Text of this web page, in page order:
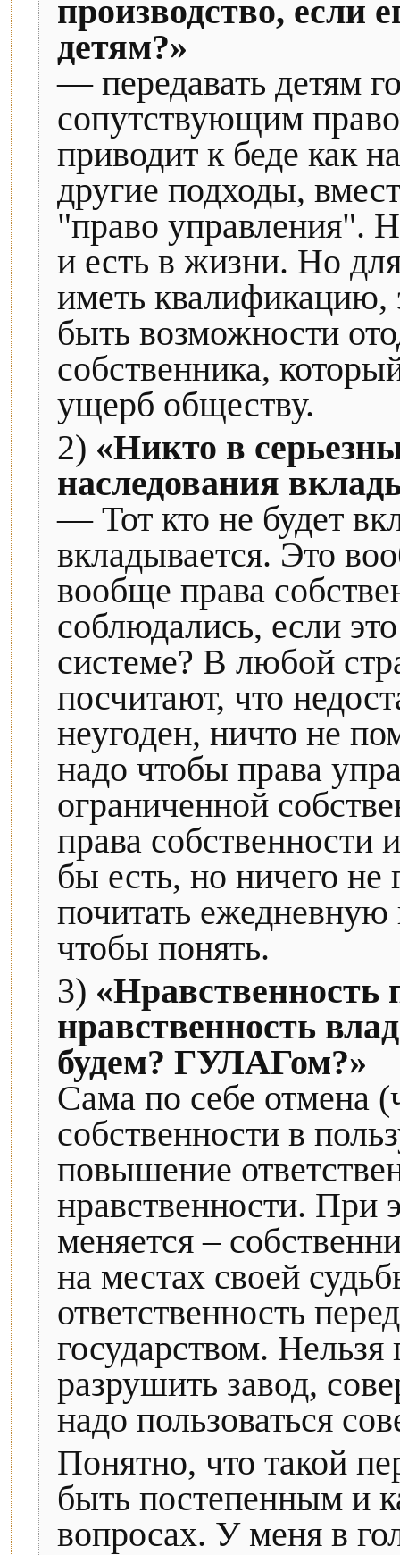
производство, если
детям?»
— передавать детям
сопутствующим
приводит к беде как
другие подходы,
"право управления".
и есть в жизни. Но
иметь квалификацию,
быть возможности
собственника,
ущерб обществу.
2) «Никто в
наследования
— Тот кто не будет
вкладывается. Это
вообще права
соблюдались, если
системе? В любой
посчитают, что
неугоден, ничто не
надо чтобы права
ограниченной
права собственности
бы есть, но ничего не
почитать
чтобы понять.
3) «Нравственность
нравственность
будем? ГУЛАГом?»
Сама по себе отмена
собственности в
повышение
нравственности. При
меняется –
на местах своей
ответственность
государством.
разрушить завод,
надо пользоваться
Понятно, что такой
быть постепенным и
вопросах. У меня в